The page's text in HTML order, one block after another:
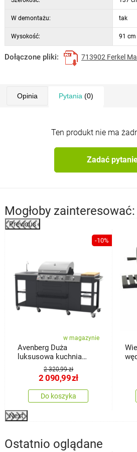
W demontażu: tak
Wysokość: 91 cm
Dołączone pliki: 713902 Ferkel
Opinia Pytania (0)
Ten produkt nie ma
Zadać
Mogłoby zainteresować:
Previous
-10%
w magazynie
Avenberg Duża
luksusowa kuchnia
ogrodowa z grillem
gazowym Texas
2 320,99 zł
2 090,99zł
Do koszyka
Next
Ostatnio oglądane